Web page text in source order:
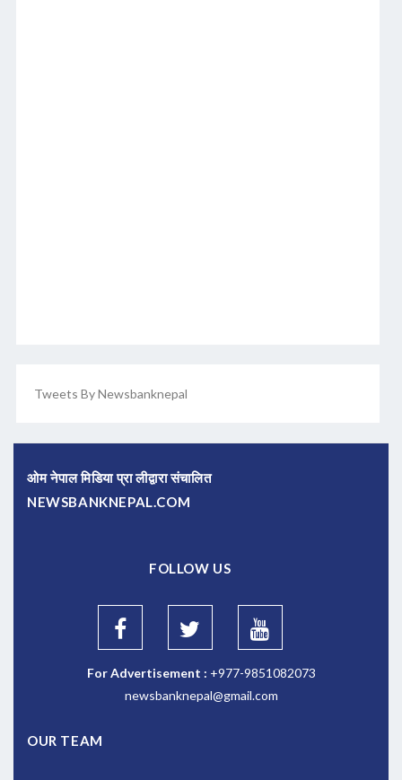
Tweets By Newsbanknepal
ओम नेपाल मिडिया प्रा लीद्वारा संचालित
NEWSBANKNEPAL.COM
FOLLOW US
For Advertisement : +977-9851082073
newsbanknepal@gmail.com
OUR TEAM